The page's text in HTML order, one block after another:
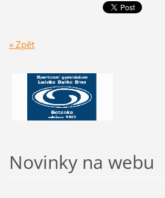
« Zpět
Novinky na webu